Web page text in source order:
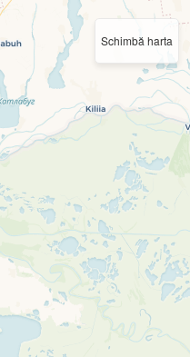
Schimbă harta